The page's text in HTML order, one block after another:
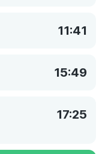
11:41
15:49
17:25